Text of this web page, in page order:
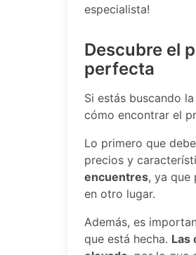
especialista!
Descubre el
perfecta
Si estás buscando la
cómo encontrar el
Lo primero que
precios y
encuentres, ya que
en otro lugar.
Además, es
que está hecha. Las